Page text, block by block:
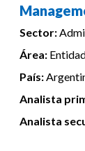
Sector:
Área:
País:
Analista
Analista